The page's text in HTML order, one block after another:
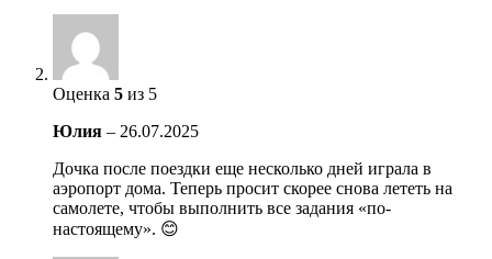
Оценка 5 из 5
Юлия – 26.07.2025
Дочка после поездки еще несколько дней играла в
аэропорт дома. Теперь просит скорее снова лететь на
самолете, чтобы выполнить все задания «по-
настоящему». 😊